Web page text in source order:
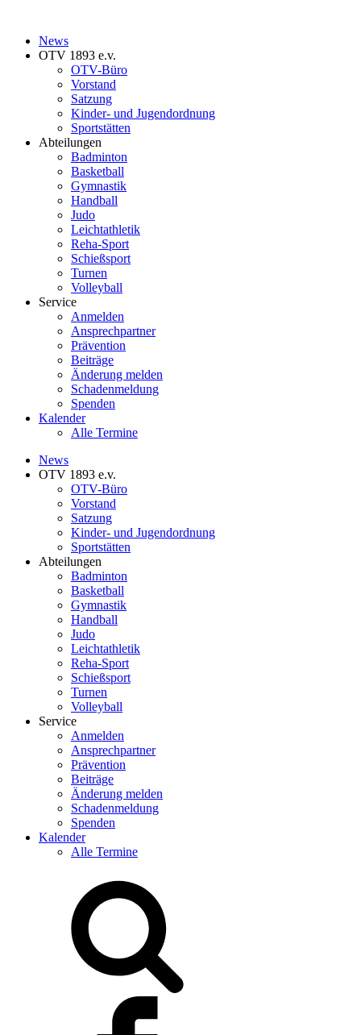
News
OTV 1893 e.v.
OTV-Büro
Vorstand
Satzung
Kinder- und Jugendordnung
Sportstätten
Abteilungen
Badminton
Basketball
Gymnastik
Handball
Judo
Leichtathletik
Reha-Sport
Schießsport
Turnen
Volleyball
Service
Anmelden
Ansprechpartner
Prävention
Beiträge
Änderung melden
Schadenmeldung
Spenden
Kalender
Alle Termine
News
OTV 1893 e.v.
OTV-Büro
Vorstand
Satzung
Kinder- und Jugendordnung
Sportstätten
Abteilungen
Badminton
Basketball
Gymnastik
Handball
Judo
Leichtathletik
Reha-Sport
Schießsport
Turnen
Volleyball
Service
Anmelden
Ansprechpartner
Prävention
Beiträge
Änderung melden
Schadenmeldung
Spenden
Kalender
Alle Termine